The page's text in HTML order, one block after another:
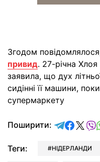
Згодом
привид. 27-річна Хлоя
заявила, що дух
сидінні її машини,
супермаркету
Поширити:
Теги: НІДЕРЛАНДИ